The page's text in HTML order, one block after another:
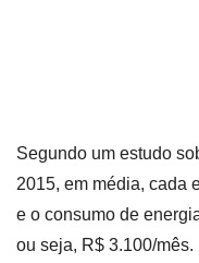
Segundo um estudo
2015, em média, cada
e o consumo de
ou seja, R$ 3.100/mês.